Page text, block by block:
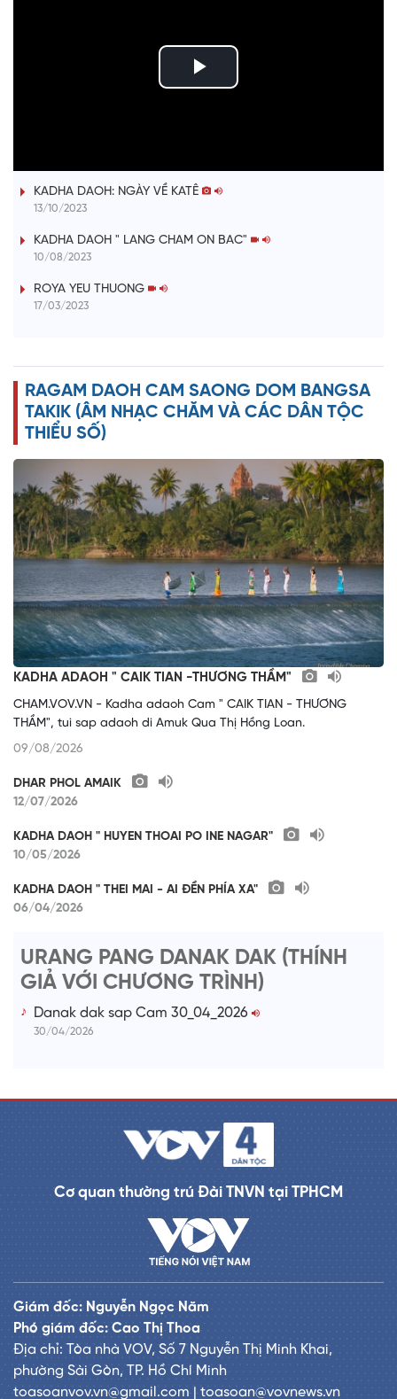
P
a
V
e
o
KADHA DAOH: NGÀY VỀ KATÊ
13/10/2023
KADHA DAOH " LANG CHAM ON BAC"
10/08/2023
ROYA YEU THUONG
17/03/2023
RAGAM DAOH CAM SAONG DOM BANGSA
TAKIK (ÂM NHẠC CHĂM VÀ CÁC DÂN TỘC
THIỂU SỐ)
KADHA ADAOH " CAIK TIAN -THƯƠNG THẦM"
CHAM.VOV.VN - Kadha adaoh Cam " CAIK TIAN - THƯƠNG
THẦM", tui sap adaoh di Amuk Qua Thị Hồng Loan.
09/08/2026
DHAR PHOL AMAIK
12/07/2026
KADHA DAOH " HUYEN THOAI PO INE NAGAR"
10/05/2026
KADHA DAOH " THEI MAI - AI ĐỀN PHÍA XA"
06/04/2026
URANG PANG DANAK DAK (THÍNH
GIẢ VỚI CHƯƠNG TRÌNH)
Danak dak sap Cam 30_04_2026
30/04/2026
Cơ quan thường trú Đài TNVN tại TPHCM
Giám đốc: Nguyễn Ngọc Năm
Phó giám đốc: Cao Thị Thoa
Địa chỉ: Tòa nhà VOV, Số 7 Nguyễn Thị Minh Khai,
phường Sài Gòn, TP. Hồ Chí Minh
toasoanvov.vn@gmail.com | toasoan@vovnews.vn